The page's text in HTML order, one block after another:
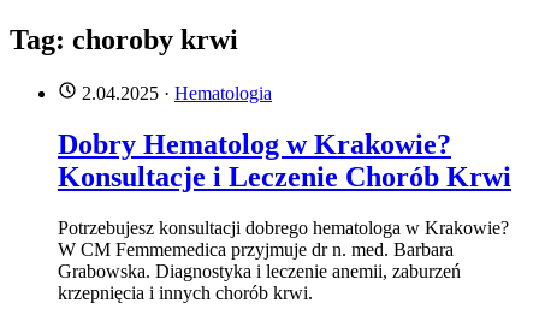
Tag: choroby krwi
2.04.2025 · Hematologia
Dobry Hematolog w Krakowie?
Konsultacje i Leczenie Chorób Krwi
Potrzebujesz konsultacji dobrego hematologa w Krakowie?
W CM Femmemedica przyjmuje dr n. med. Barbara
Grabowska. Diagnostyka i leczenie anemii, zaburzeń
krzepnięcia i innych chorób krwi.